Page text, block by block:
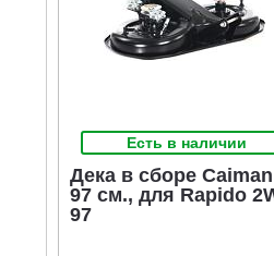
Есть в наличии
Дека в сборе Caiman
97 см., для Rapido
97